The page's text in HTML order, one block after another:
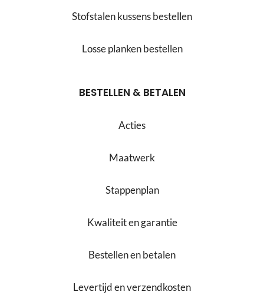
Stofstalen kussens bestellen
Losse planken bestellen
BESTELLEN & BETALEN
Acties
Maatwerk
Stappenplan
Kwaliteit en garantie
Bestellen en betalen
Levertijd en verzendkosten